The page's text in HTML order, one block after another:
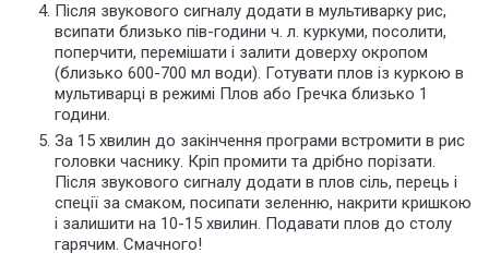
Після звукового сигналу додати в мультиварку рис,
всипати близько пів-години ч. л. куркуми, посолити,
поперчити, перемішати і залити доверху окропом
(близько 600-700 мл води). Готувати плов із куркою в
мультиварці в режимі Плов або Гречка близько 1
години.
За 15 хвилин до закінчення програми встромити в рис
головки часнику. Кріп промити та дрібно порізати.
Після звукового сигналу додати в плов сіль, перець і
спеції за смаком, посипати зеленню, накрити кришкою
і залишити на 10-15 хвилин. Подавати плов до столу
гарячим. Смачного!